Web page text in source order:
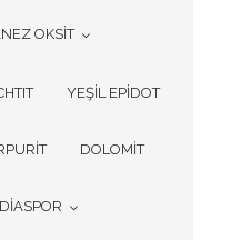
OKSİT
YEŞİL EPİDOT
DOLOMİT
DİASPOR